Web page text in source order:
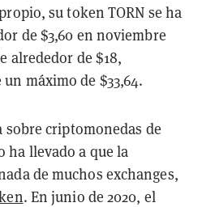
su token TORN se ha
de $3,60 en noviembre
alrededor de $18,
máximo de $33,64.
criptomonedas de
ha llevado a que la
de muchos exchanges,
. En junio de 2020, el